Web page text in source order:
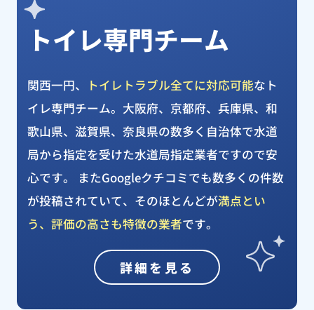
トイレ専門チーム
関西一円、 トイレトラブル全てに対応可能なト
イレ専門チーム。大阪府、京都府、兵庫県、和
歌山県、滋賀県、奈良県の数多く自治体で水道
局から指定を受けた水道局指定業者ですので安
心です。 またGoogleクチコミでも数多くの件数
が投稿されていて、そのほとんどが満点とい
う、評価の高さも特徴の業者です。
詳細を見る